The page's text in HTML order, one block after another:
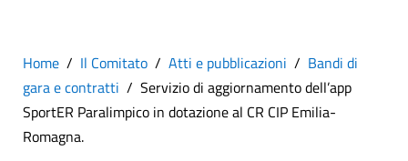
Home Il Comitato Atti e pubblicazioni
Bandi di
gara e contratti
Servizio di aggiornamento dell’app
SportER Paralimpico in dotazione al CR CIP Emilia-
Romagna.